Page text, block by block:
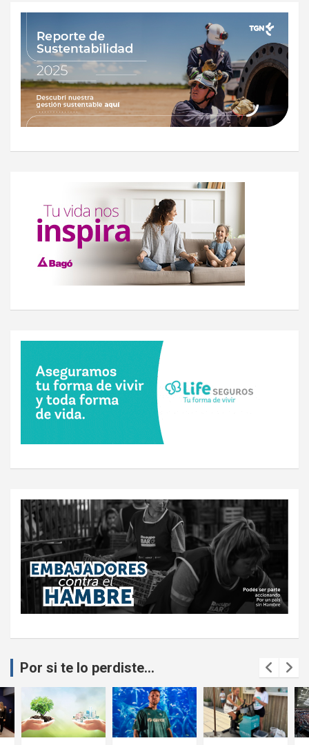
Por si te lo perdiste...